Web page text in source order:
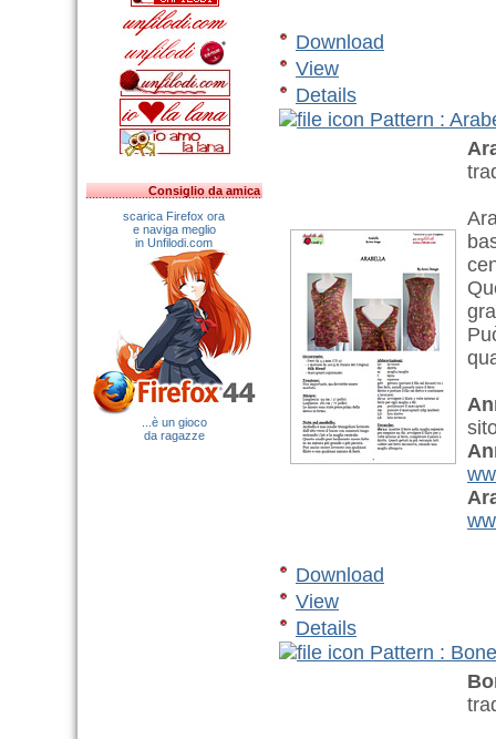
Consiglio da amica
scarica Firefox ora
e naviga meglio
in Unfilodi.com
...è un gioco
da ragazze
Download
View
Details
Pattern :
Download
View
Details
Pattern :